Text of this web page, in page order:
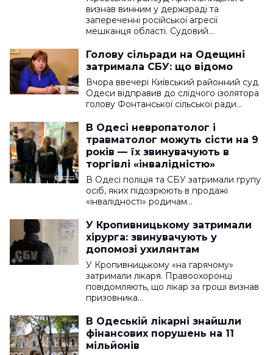
визнав винним у держзраді та
запереченні російської агресії
мешканця області. Судовий…
Голову сільради на Одещині
затримала СБУ: що відомо
Вчора ввечері Київський районний суд
Одеси відправив до слідчого ізолятора
голову Фонтанської сільської ради…
В Одесі невропатолог і
травматолог можуть сісти на 9
років — їх звинувачують в
торгівлі «інвалідністю»
В Одесі поліція та СБУ затримали групу
осіб, яких підозрюють в продажі
«інвалідності» родичам…
У Кропивницькому затримали
хірурга: звинувачують у
допомозі ухилянтам
У Кропивницькому «на гарячому»
затримали лікаря. Правоохоронці
повідомляють, що лікар за гроші визнав
призовника…
В Одеській лікарні знайшли
фінансових порушень на 11
мільйонів